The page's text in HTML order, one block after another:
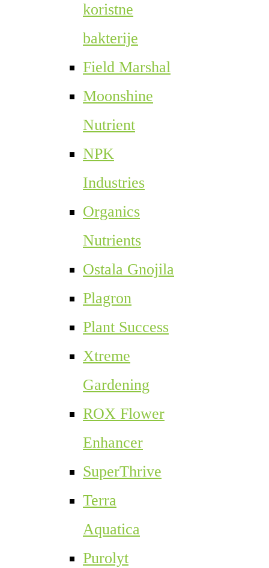
koristne
bakterije
Field Marshal
Moonshine
Nutrient
NPK
Industries
Organics
Nutrients
Ostala Gnojila
Plagron
Plant Success
Xtreme
Gardening
ROX Flower
Enhancer
SuperThrive
Terra
Aquatica
Purolyt